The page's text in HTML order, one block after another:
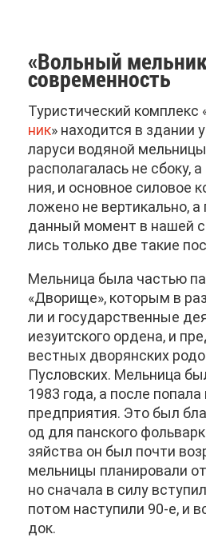
«Воль­ный
со­вре­мен­ность
Ту­ри­сти­че­ский ком­плекс
ник» на­хо­дит­ся в зда­нии
ла­ру­си во­дя­ной
рас­по­ла­га­лась не сбо­ку,
ния, и ос­нов­ное си­ло­вое
ло­же­но не вер­ти­каль­но, а
дан­ный мо­мент в на­шей
лись толь­ко две та­кие
Мель­ни­ца бы­ла ча­стью
«Дво­ри­ще», ко­то­рым в
ли и го­су­дар­ствен­ные
иезу­ит­ско­го ор­де­на, и
вест­ных дво­рян­ских
Пуслов­ских. Мель­ни­ца
1983 го­да, а по­сле
пред­при­я­тия. Это был
од для пан­ско­го
зяй­ства он был по­чти
мель­ни­цы пла­ни­ро­ва­ли
но сна­ча­ла в си­лу
по­том на­сту­пи­ли 90-е, и
док.